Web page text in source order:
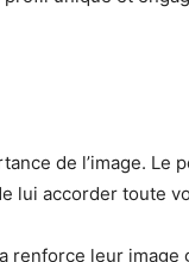
de l’image. Le
lui accorder toute
leur image